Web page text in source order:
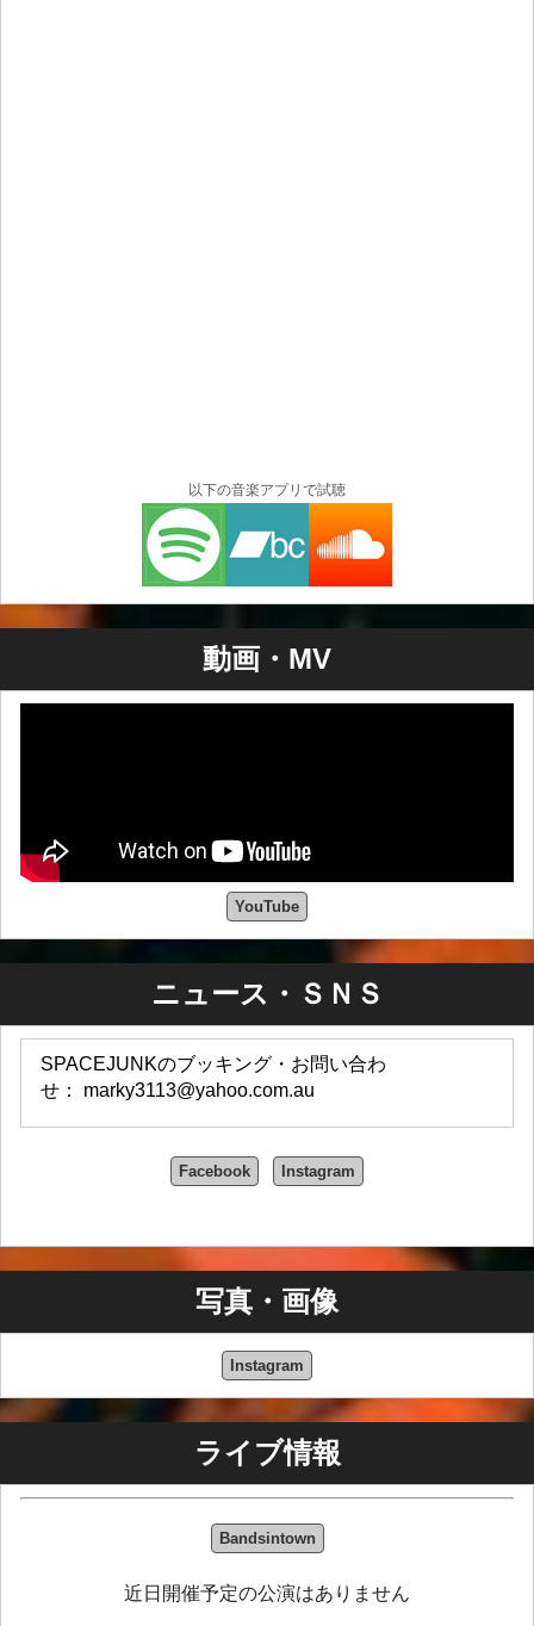
以下の音楽アプリで試聴
動画・MV
YouTube
ニュース・ＳＮＳ
SPACEJUNKのブッキング・お問い合わ
せ： marky3113@yahoo.com.au
Facebook Instagram
写真・画像
Instagram
ライブ情報
Bandsintown
近日開催予定の公演はありません